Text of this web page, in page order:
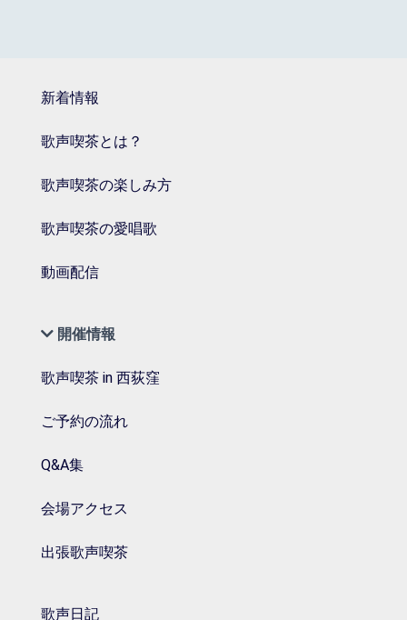
新着情報
歌声喫茶とは？
歌声喫茶の楽しみ方
歌声喫茶の愛唱歌
動画配信
開催情報
歌声喫茶 in 西荻窪
ご予約の流れ
Q&A集
会場アクセス
出張歌声喫茶
歌声日記